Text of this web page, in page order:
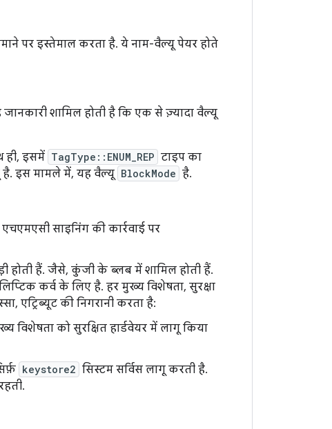
पर इस्तेमाल करता है. ये नाम-वैल्यू पेयर होते
शामिल होती है कि एक से ज़्यादा वैल्यू
ही, इसमें TagType::ENUM_REP टाइप का
है. इस मामले में, यह वैल्यू BlockMode है.
साइनिंग की कार्रवाई पर
हैं. जैसे, कुंजी के ब्लब में शामिल होती हैं.
कर्व के लिए है. हर मुख्य विशेषता, सुरक्षा
एट्रिब्यूट की निगरानी करता है:
विशेषता को सुरक्षित हार्डवेयर में लागू किया
keystore2 सिस्टम सर्विस लागू करती है.